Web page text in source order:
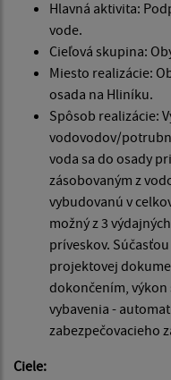
Hlavná aktivita:
vode.
Cieľová skupina:
Miesto realizácie:
osada na Hliníku.
Spôsob realizácie:
vodovodov/
voda sa do osady
zásobovaným z
vybudovanú v
možný z 3
príveskov.
projektovej
dokončením,
vybavenia -
zabezpečovacieho
Ciele: